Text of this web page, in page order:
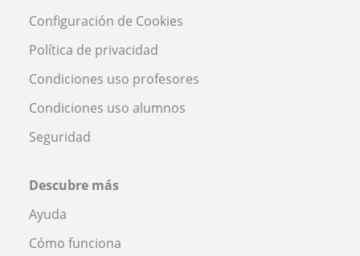
Configuración de Cookies
Política de privacidad
Condiciones uso profesores
Condiciones uso alumnos
Seguridad
Descubre más
Ayuda
Cómo funciona